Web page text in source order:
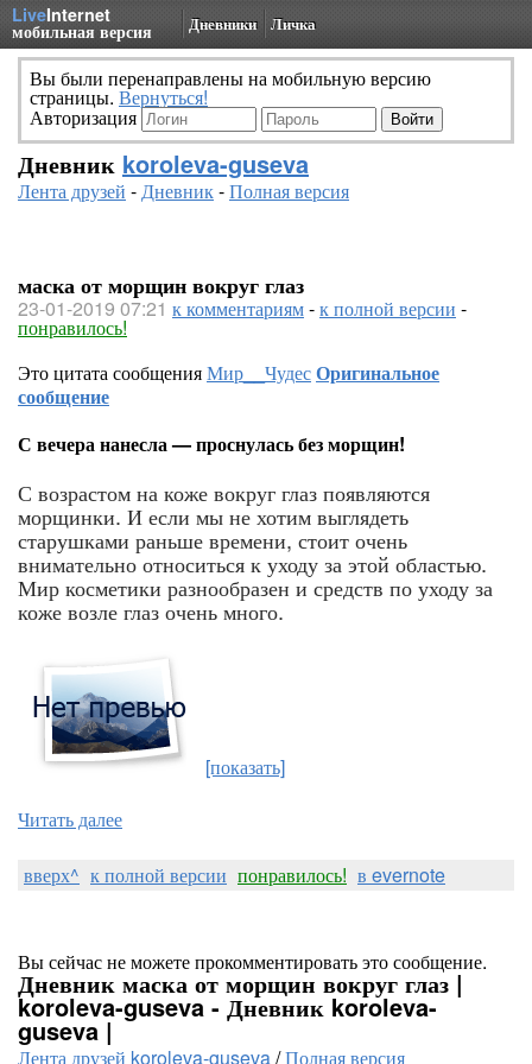
LiveInternet
мобильная версия Дневники Личка
Вы были перенаправлены на мобильную версию
страницы. Вернуться!
Авторизация
Дневник koroleva-guseva
Лента друзей -Дневник-Полная версия
маска от морщин вокруг глаз
23-01-2019 07:21 к комментариям-к полной версии -
понравилось!
Это цитата сообщенияМир__ЧудесОригинальное
сообщение
С вечера нанесла — проснулась без морщин!
С возрастом на коже вокруг глаз появляются
морщинки. И если мы не хотим выглядеть
старушками раньше времени, стоит очень
внимательно относиться к уходу за этой областью.
Мир косметики разнообразен и средств по уходу за
коже возле глаз очень много.
[показать]
Читать далее
вверх^ к полной версии понравилось! в evernote
Вы сейчас не можете прокомментировать это сообщение.
Дневник маска от морщин вокруг глаз |
koroleva-guseva - Дневник koroleva-
guseva |
Лента друзей koroleva-guseva/Полная версия